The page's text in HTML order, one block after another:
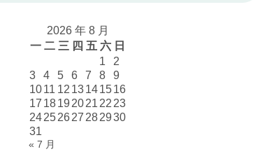
2026 年 8 月
一 二 三 四 五 六 日
1
2
3
4 5 6 7 8
9
1011 12 13141516
17 1819 2021 22 23
24252627 282930
31
« 7 月